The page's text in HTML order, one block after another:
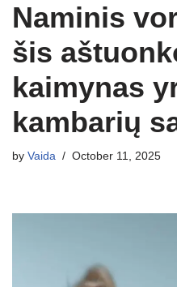
Naminis
šis
kaimynas
kambarių
by Vaida October 11, 2025